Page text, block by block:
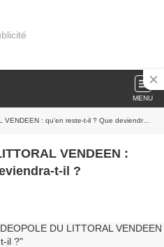
MENU
: qu'en reste-t-il ? Que deviendra-t-il ?
VENDEEN :
t-il ?